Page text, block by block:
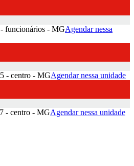
funcionários - MGAgendar nessa
- centro - MGAgendar nessa unidade
- centro - MGAgendar nessa unidade